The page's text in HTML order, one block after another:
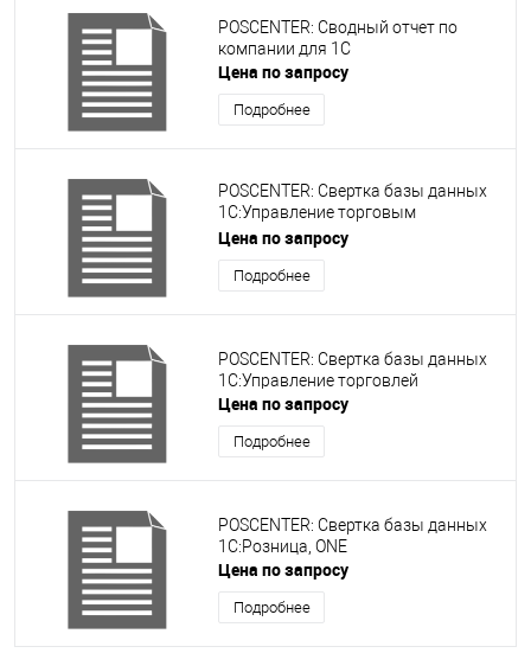
POSCENTER: Сводный отчет по
компании для 1С
Цена по запросу
Подробнее
POSCENTER: Свертка базы данных
1С:Управление торговым
предприятием
Цена по запросу
Подробнее
POSCENTER: Свертка базы данных
1С:Управление торговлей
Цена по запросу
Подробнее
POSCENTER: Свертка базы данных
1С:Розница, ONE
Цена по запросу
Подробнее